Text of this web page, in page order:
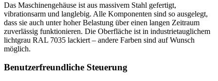
Das Maschinengehäuse ist aus massivem Stahl gefertigt,
vibrationsarm und langlebig. Alle Komponenten sind so ausgelegt,
dass sie auch unter hoher Belastung über einen langen Zeitraum
zuverlässig funktionieren. Die Oberfläche ist in industrietauglichem
lichtgrau RAL 7035 lackiert – andere Farben sind auf Wunsch
möglich.
Benutzerfreundliche Steuerung